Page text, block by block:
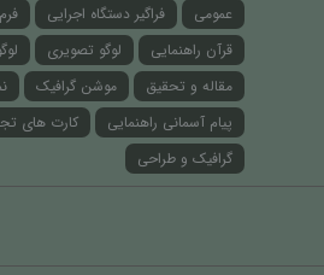
عمومی
فراگیر دستگاه اجرایی
قرآن راهنمایی
لوگو تصویری
مقاله و تحقیق
موشن گرافیک
پیام آسمانی راهنمایی
کارت های
گرافیک و طراحی